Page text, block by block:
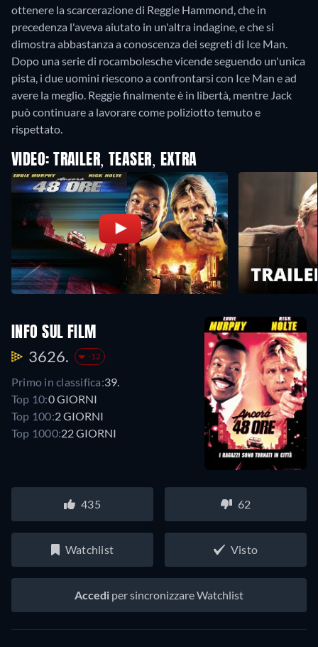
ottenere la scarcerazione di Reggie Hammond, che in
precedenza l'aveva aiutato in un'altra indagine, e che si
dimostra abbastanza a conoscenza dei segreti di Ice Man.
Dopo una serie di rocambolesche vicende seguendo un'unica
pista, i due uomini riescono a confrontarsi con Ice Man e ad
avere la meglio. Reggie finalmente è in libertà, mentre Jack
può continuare a lavorare come poliziotto temuto e
rispettato.
VIDEO: TRAILER, TEASER, EXTRA
INFO SUL FILM
3626. -12
Primo in classifica:39.
Top 10:0 GIORNI
Top 100:2 GIORNI
Top 1000:22 GIORNI
435 62
Watchlist Visto
Accedi per sincronizzare Watchlist